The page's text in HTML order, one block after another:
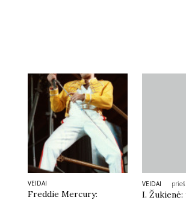
VEIDAI
Freddie Mercury:
VEIDAI
I.